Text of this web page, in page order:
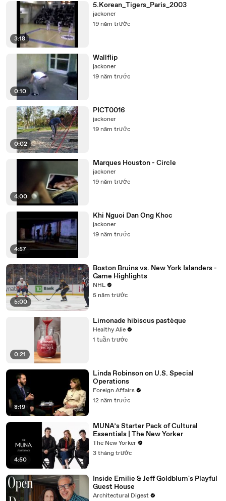
3:18
5.Korean_Tigers_Paris_2003
jackoner
19 năm trước
0:10
Wallflip
jackoner
19 năm trước
0:02
PICT0016
jackoner
19 năm trước
4:00
Marques Houston - Circle
jackoner
19 năm trước
4:57
Khi Nguoi Dan Ong Khoc
jackoner
19 năm trước
5:00
Boston Bruins vs. New York Islanders -
Game Highlights
NHL
5 năm trước
0:21
Limonade hibiscus pastèque
Healthy Alie
1 tuần trước
8:19
Linda Robinson on U.S. Special
Operations
Foreign Affairs
12 năm trước
4:50
MUNA’s Starter Pack of Cultural
Essentials | The New Yorker
The New Yorker
3 tháng trước
Inside Emilie & Jeff Goldblum's Playful
Guest House
Architectural Digest